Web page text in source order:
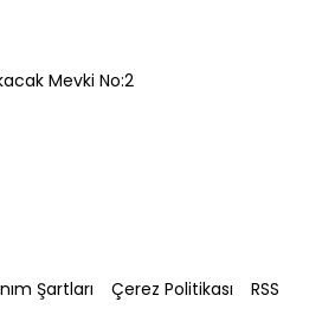
Mevki No:2
Şartları Çerez Politikası RSS